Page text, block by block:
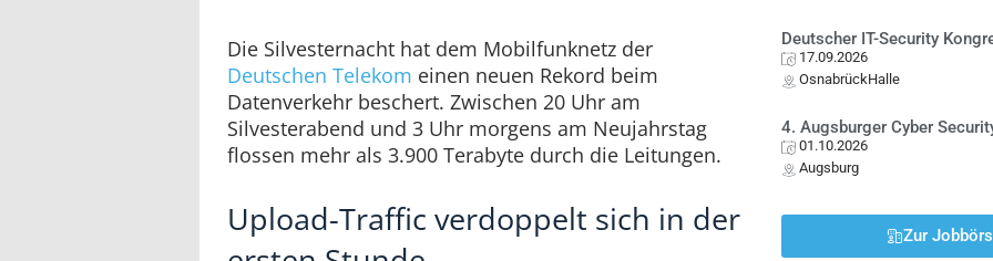
Die Silvesternacht hat dem Mobilfunknetz der
Deutschen Telekom einen neuen Rekord beim
Datenverkehr beschert. Zwischen 20 Uhr am
Silvesterabend und 3 Uhr morgens am Neujahrstag
flossen mehr als 3.900 Terabyte durch die Leitungen.
Upload-Traffic verdoppelt sich in der
Deutscher IT-Security
17.09.2026
OsnabrückHalle
4. Augsburger Cyber
01.10.2026
Augsburg
Zur